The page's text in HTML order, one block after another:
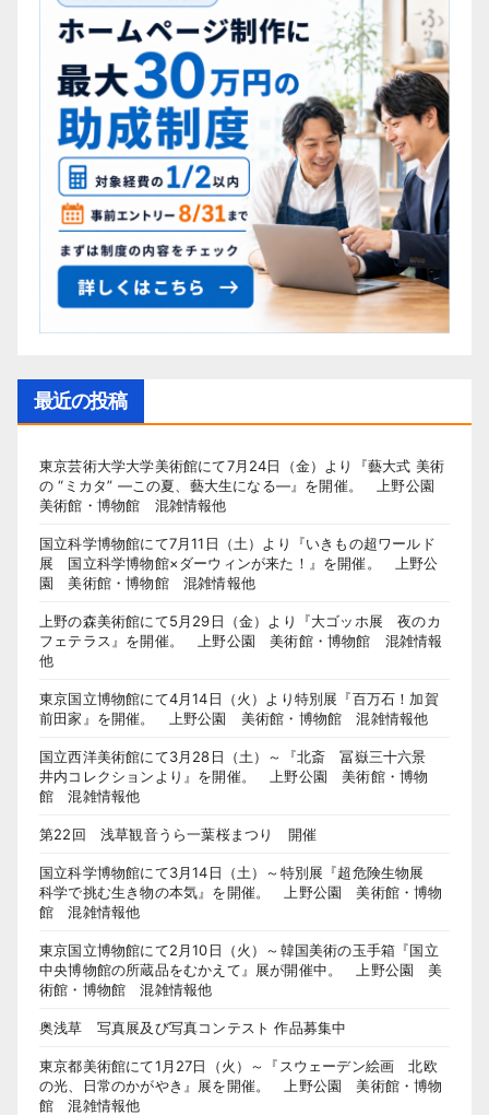
最近の投稿
東京芸術大学大学美術館にて7月24日（金）より『藝大式 美術
の “ミカタ” ―この夏、藝大生になる―』を開催。 上野公園
美術館・博物館 混雑情報他
国立科学博物館にて7月11日（土）より『いきもの超ワールド
展 国立科学博物館×ダーウィンが来た！』を開催。 上野公
園 美術館・博物館 混雑情報他
上野の森美術館にて5月29日（金）より『大ゴッホ展 夜のカ
フェテラス』を開催。 上野公園 美術館・博物館 混雑情報
他
東京国立博物館にて4月14日（火）より特別展『百万石！加賀
前田家』を開催。 上野公園 美術館・博物館 混雑情報他
国立西洋美術館にて3月28日（土）～『北斎 冨嶽三十六景
井内コレクションより』を開催。 上野公園 美術館・博物
館 混雑情報他
第22回 浅草観音うら一葉桜まつり 開催
国立科学博物館にて3月14日（土）～特別展『超危険生物展
科学で挑む生き物の本気』を開催。 上野公園 美術館・博物
館 混雑情報他
東京国立博物館にて2月10日（火）～韓国美術の玉手箱『国立
中央博物館の所蔵品をむかえて』展が開催中。 上野公園 美
術館・博物館 混雑情報他
奥浅草 写真展及び写真コンテスト 作品募集中
東京都美術館にて1月27日（火）～『スウェーデン絵画 北欧
の光、日常のかがやき』展を開催。 上野公園 美術館・博物
館 混雑情報他